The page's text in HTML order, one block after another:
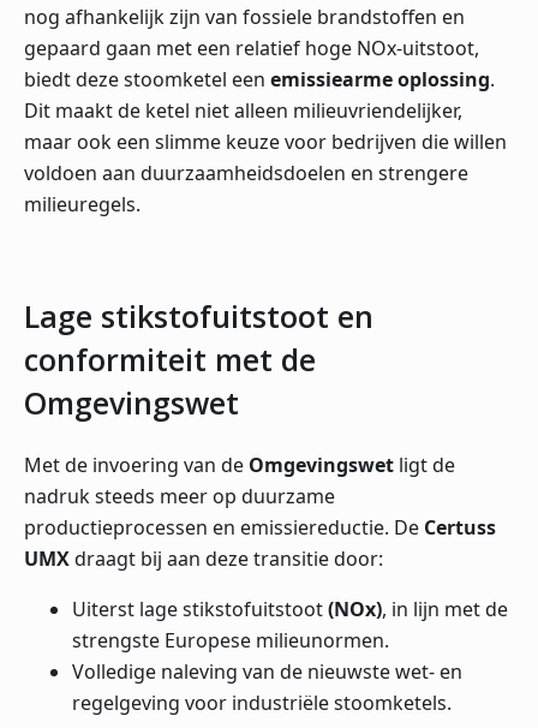
nog afhankelijk zijn van fossiele brandstoffen en
gepaard gaan met een relatief hoge NOx-uitstoot,
biedt deze stoomketel een emissiearme oplossing.
Dit maakt de ketel niet alleen milieuvriendelijker,
maar ook een slimme keuze voor bedrijven die willen
voldoen aan duurzaamheidsdoelen en strengere
milieuregels.
Lage stikstofuitstoot en
conformiteit met de
Omgevingswet
Met de invoering van de Omgevingswet ligt de
nadruk steeds meer op duurzame
productieprocessen en emissiereductie. De Certuss
UMXdraagt bij aan deze transitie door:
Uiterst lage stikstofuitstoot(NOx), in lijn met de
strengste Europese milieunormen.
Volledige naleving van de nieuwste wet- en
regelgeving voor industriële stoomketels.